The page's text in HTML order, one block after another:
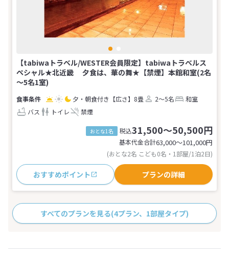
【tabiwaトラベル/WESTER会員限定】tabiwaトラベルス
ペシャル★北近畿 夕食は、華の舞★【禁煙】本館和室(2名
～5名1室)
夕・朝食付き 【広さ】8畳 2～5名
和室
バス
トイレ 禁煙
おとな1名 税込31,500～50,500円
基本代金合計63,000〜101,000円
(おとな2名 こども0名・1部屋/1泊2日)
おすすめポイント プランの詳細
すべてのプランを見る(4プラン、1部屋タイプ)